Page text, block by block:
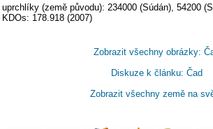
uprchlíky (země původu): 234000 (Súdán), 54200
KDOs: 178.918 (2007)
Zobrazit všechny obrázky:
Diskuze k článku: Čad
Zobrazit všechny země na